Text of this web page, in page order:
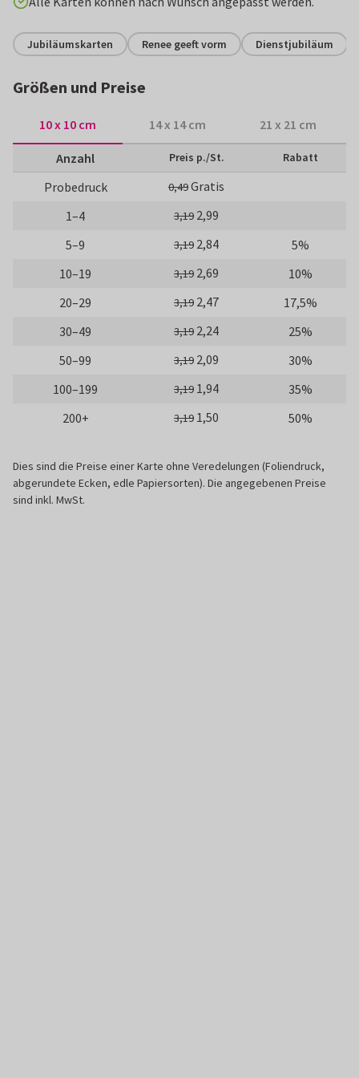
Jubiläumskarten Renee geeft vorm Dienstjubiläum
Größen und Preise
10 x 10 cm 14 x 14 cm 21 x 21 cm
Anzahl Preis p./St. Rabatt
Probedruck 0,49Gratis
1–4
3,19 2,99
5–9
3,19 2,84
5%
10–19
3,19 2,69
10%
20–29
3,19 2,47
17,5%
30–49
3,19 2,24
25%
50–99
3,19 2,09
30%
100–199
3,19 1,94
35%
200+
3,19 1,50 50%
Dies sind die Preise einer Karte ohne Veredelungen (Foliendruck,
abgerundete Ecken, edle Papiersorten). Die angegebenen Preise
sind inkl. MwSt.